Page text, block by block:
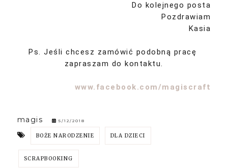
Do kolejnego posta
Pozdrawiam
Kasia
Ps. Jeśli chcesz zamówić podobną pracę
zapraszam do kontaktu.
www.facebook.com/magiscraft
magis 5/12/2018
BOŻE NARODZENIE DLA DZIECI
SCRAPBOOKING